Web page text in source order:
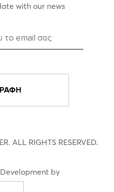
with our news
ALL RIGHTS RESERVED.
by